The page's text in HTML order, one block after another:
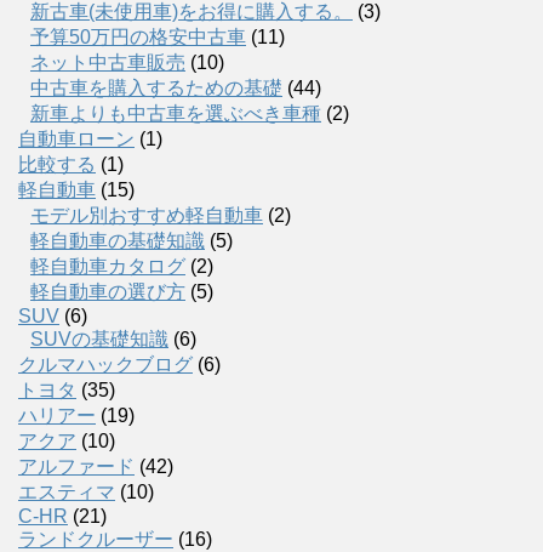
新古車(未使用車)をお得に購入する。
(3)
予算50万円の格安中古車 (11)
ネット中古車販売 (10)
中古車を購入するための基礎 (44)
新車よりも中古車を選ぶべき車種 (2)
自動車ローン (1)
比較する (1)
軽自動車 (15)
モデル別おすすめ軽自動車 (2)
軽自動車の基礎知識 (5)
軽自動車カタログ (2)
軽自動車の選び方 (5)
SUV (6)
SUVの基礎知識 (6)
クルマハックブログ (6)
トヨタ (35)
ハリアー (19)
アクア (10)
アルファード (42)
エスティマ (10)
C-HR (21)
ランドクルーザー (16)